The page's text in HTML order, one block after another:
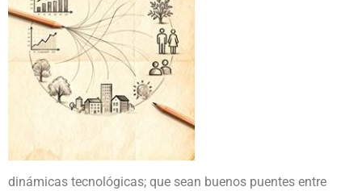
dinámicas tecnológicas; que sean buenos puentes entre